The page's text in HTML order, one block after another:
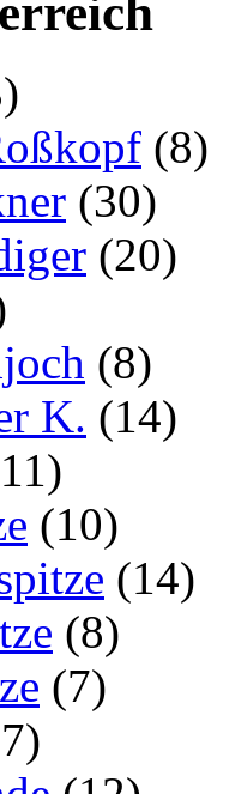
(8)
(30)
(20)
(8)
K. (14)
(10)
(14)
(8)
(7)